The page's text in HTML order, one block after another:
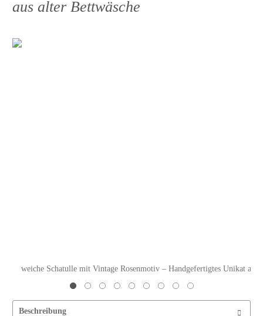
aus alter Bettwäsche
weiche Schatulle mit Vintage Rosenmotiv – Handgefertigtes Unikat aus
Beschreibung